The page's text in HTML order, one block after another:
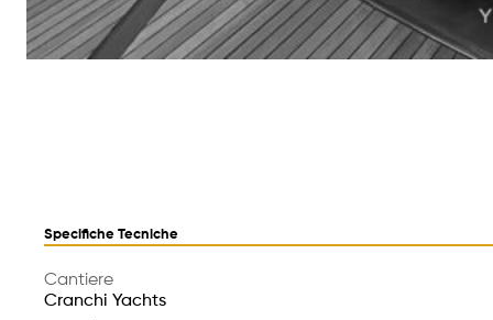
Specifiche Tecniche
Cantiere
Cranchi Yachts